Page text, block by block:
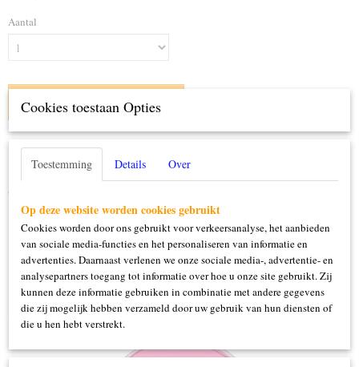
Aantal
IN WINKELWAGEN
Specificaties
Productcode
Omschrijving
16 gram
Ook interessant
Cookies toestaan Opties
Toestemming Details Over
Op deze website worden cookies gebruikt
Cookies worden door ons gebruikt voor verkeersanalyse, het aanbieden
van sociale media-functies en het personaliseren van informatie en
advertenties. Daarnaast verlenen we onze sociale media-, advertentie- en
analysepartners toegang tot informatie over hoe u onze site gebruikt. Zij
kunnen deze informatie gebruiken in combinatie met andere gegevens
die zij mogelijk hebben verzameld door uw gebruik van hun diensten of
die u hen hebt verstrekt.